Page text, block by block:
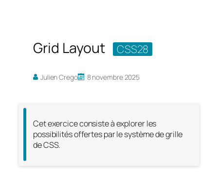
Grid Layout CSS28
Julien Crego 8 novembre 2025
Cet exercice consiste à explorer les
possibilités offertes par le système de grille
de CSS.